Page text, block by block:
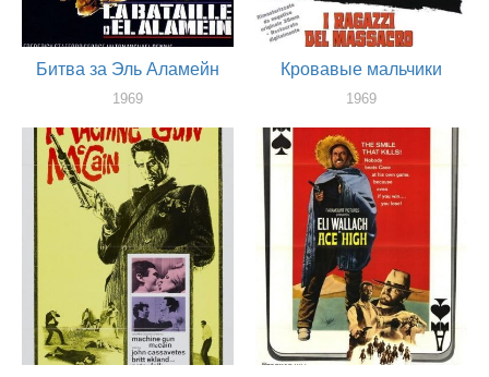
Битва за Эль Аламейн
1969
Кровавые мальчики
1969